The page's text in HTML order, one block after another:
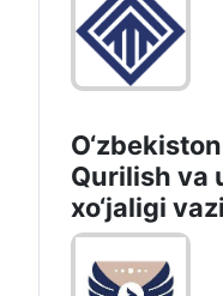
Qurilish va
xo‘jaligi